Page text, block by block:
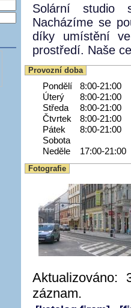
Solární studio
Nacházíme se
díky umístění
prostředí. Naše
Provozní doba
Pondělí
8:00-21:00
Úterý
8:00-21:00
Středa
8:00-21:00
Čtvrtek
8:00-21:00
Pátek
8:00-21:00
Sobota
Neděle
17:00-21:00
Fotografie
Aktualizováno:
záznam.